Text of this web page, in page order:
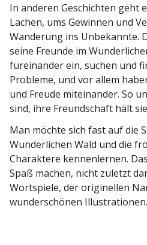
In anderen Geschichten geht
Lachen, ums Gewinnen und
Wanderung ins Unbekannte.
seine Freunde im
fürein­ander ein, suchen und
Probleme, und vor allem
und Freude mitein­ander. So
sind, ihre Freund­schaft hält
Man möchte sich fast auf die
Wunder­lichen Wald und die
Charaktere kennen­lernen.
Spaß machen, nicht zuletzt
Wortspiele, der origi­nellen
wunder­schönen Illustrationen.